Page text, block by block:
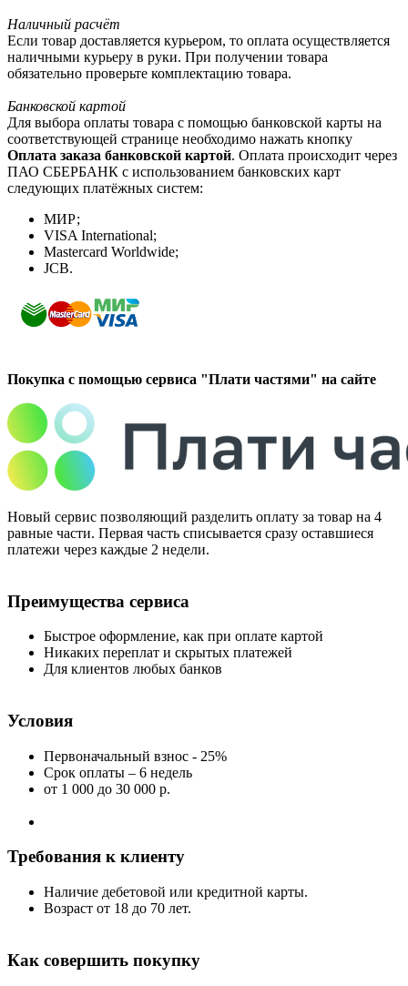
Наличный расчёт
Если товар доставляется курьером, то оплата осуществляется
наличными курьеру в руки. При получении товара
обязательно проверьте комплектацию товара.
Банковской картой
Для выбора оплаты товара с помощью банковской карты на
соответствующей странице необходимо нажать кнопку
Оплата заказа банковской картой. Оплата происходит через
ПАО СБЕРБАНК с использованием банковских карт
следующих платёжных систем:
МИР;
VISA International;
Mastercard Worldwide;
JCB.
Покупка с помощью сервиса "Плати частями" на сайте
Новый сервис позволяющий разделить оплату за товар на 4
равные части. Первая часть списывается сразу оставшиеся
платежи через каждые 2 недели.
Преимущества сервиса
Быстрое оформление, как при оплате картой
Никаких переплат и скрытых платежей
Для клиентов любых банков
Условия
Первоначальный взнос - 25%
Срок оплаты – 6 недель
от 1 000 до 30 000 р.
Требования к клиенту
Наличие дебетовой или кредитной карты.
Возраст от 18 до 70 лет.
Как совершить покупку